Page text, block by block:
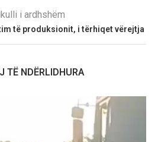
i ardhshëm
të produksionit, i tërhiqet vërejtja
TË NDËRLIDHURA